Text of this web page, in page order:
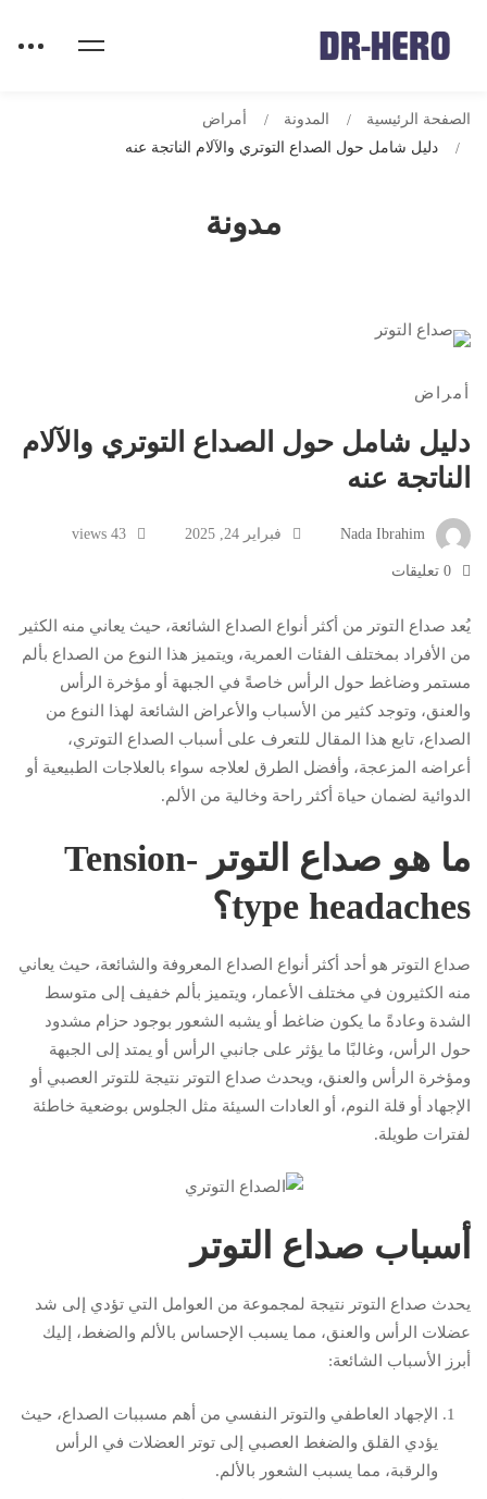
مدونة
الصفحة الرئيسية المدونة
أمراض
دليل شامل حول الصداع التوتري والآلام الناتجة عنه
أمراض
دليل شامل حول الصداع التوتري والآلام
الناتجة عنه
فبراير 24, 2025 43 views
0 تعليقات
يُعد صداع التوتر من أكثر أنواع الصداع الشائعة، حيث يعاني منه الكثير
من الأفراد بمختلف الفئات العمرية، ويتميز هذا النوع من الصداع بألم
مستمر وضاغط حول الرأس خاصةً في الجبهة أو مؤخرة الرأس
والعنق، وتوجد كثير من الأسباب والأعراض الشائعة لهذا النوع من
الصداع، تابع هذا المقال للتعرف على أسباب الصداع التوتري،
أعراضه المزعجة، وأفضل الطرق لعلاجه سواء بالعلاجات الطبيعية أو
الدوائية لضمان حياة أكثر راحة وخالية من الألم.
ما هو صداع التوتر Tension-
type headaches؟
صداع التوتر هو أحد أكثر أنواع الصداع المعروفة والشائعة، حيث يعاني
منه الكثيرون في مختلف الأعمار، ويتميز بألم خفيف إلى متوسط
الشدة وعادةً ما يكون ضاغط أو يشبه الشعور بوجود حزام مشدود
حول الرأس، وغالبًا ما يؤثر على جانبي الرأس أو يمتد إلى الجبهة
ومؤخرة الرأس والعنق، ويحدث صداع التوتر نتيجة للتوتر العصبي أو
الإجهاد أو قلة النوم، أو العادات السيئة مثل الجلوس بوضعية خاطئة
لفترات طويلة.
أسباب صداع التوتر
يحدث صداع التوتر نتيجة لمجموعة من العوامل التي تؤدي إلى شد
عضلات الرأس والعنق، مما يسبب الإحساس بالألم والضغط، إليك
أبرز الأسباب الشائعة:
الإجهاد العاطفي والتوتر النفسي من أهم مسببات الصداع، حيث
يؤدي القلق والضغط العصبي إلى توتر العضلات في الرأس
والرقبة، مما يسبب الشعور بالألم.